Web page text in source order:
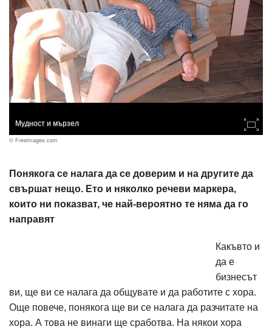
Мудност и мързел
© Freeimages.com
Понякога се налага да се доверим и на другите да
свършат нещо. Ето и няколко речеви маркера,
които ни показват, че най-вероятно те няма да го
направят
Какъвто и
да е
бизнесът
ви, ще ви се налага да общувате и да работите с хора.
Още повече, понякога ще ви се налага да разчитате на
хора. А това не винаги ще сработва. На някои хора